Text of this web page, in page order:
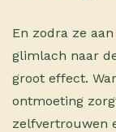
En zodra ze
glimlach naar
groot effect.
ontmoeting
zelfvertrouwen